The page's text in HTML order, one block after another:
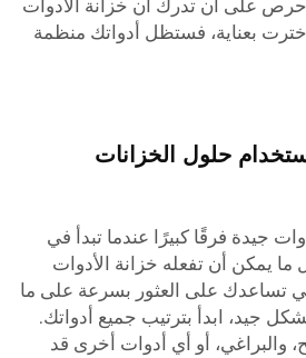
على أن تدرك أن خزانة الأدوات
اخترت بعناية، فستظل أدواتك منظمة
حلول الخزانات
جيدة فرقًا كبيرًا عندما تبدأ في
يمكن أن تفعله خزانة الأدوات
تساعدك على العثور بسرعة على ما
جيد، ابدأ بترتيب جميع أدواتك.
والبراغي، أو أي أدوات أخرى قد